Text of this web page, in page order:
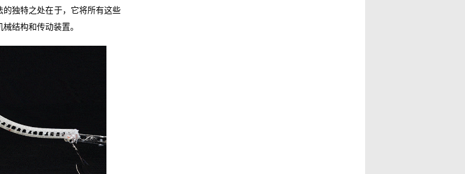
独特之处在于，它将所有这些
结构和传动装置。